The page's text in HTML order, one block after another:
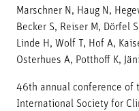
Marschner N, Haug N,
Becker S, Reiser M, Dörfel
Linde H, Wolf T, Hof A,
Osterhues A, Potthoff K,
46th annual conference of
International Society for